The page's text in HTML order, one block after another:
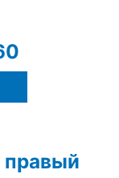
правый